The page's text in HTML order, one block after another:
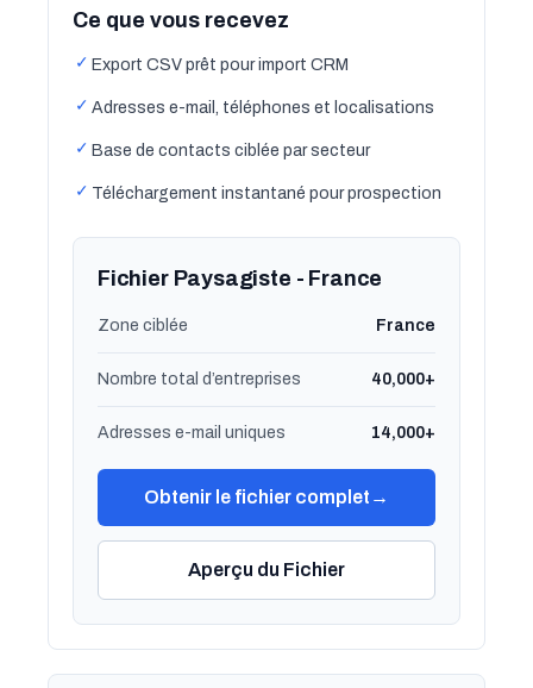
Ce que vous recevez
✓ Export CSV prêt pour import CRM
✓ Adresses e-mail, téléphones et localisations
✓ Base de contacts ciblée par secteur
✓ Téléchargement instantané pour prospection
Fichier Paysagiste - France
Zone ciblée France
Nombre total d’entreprises 40,000+
Adresses e-mail uniques 14,000+
Obtenir le fichier complet →
Aperçu du Fichier